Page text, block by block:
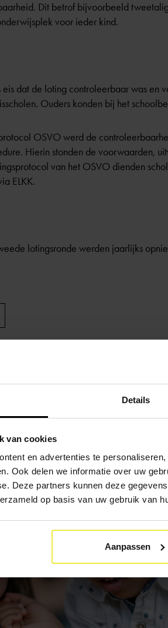
Details
van cookies
en advertenties te
Ook delen we informatie over uw
Deze partners kunnen deze
op basis van uw gebruik van
Aanpassen
Dit betrof bijvoorbeeld
voor ieder kind.
eis dat de loting controleerbaar was
Ouders konden bij het
OSVO werd de
Hierin stonden de voorwaarden,
van het OSVO dienden
ELKK.
lotingsronde werden jaarlijks